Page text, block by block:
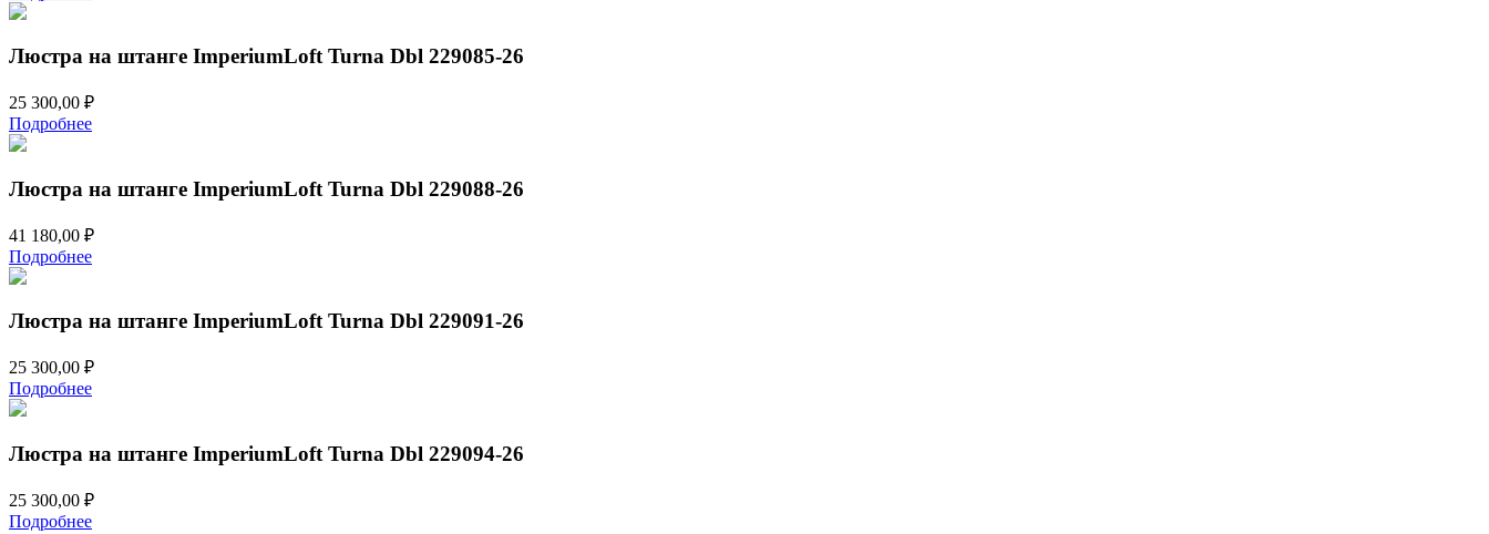
Люстра на штанге ImperiumLoft Turna Dbl 229085-26
25 300,00 ₽
Подробнее
Люстра на штанге ImperiumLoft Turna Dbl 229088-26
41 180,00 ₽
Подробнее
Люстра на штанге ImperiumLoft Turna Dbl 229091-26
25 300,00 ₽
Подробнее
Люстра на штанге ImperiumLoft Turna Dbl 229094-26
25 300,00 ₽
Подробнее